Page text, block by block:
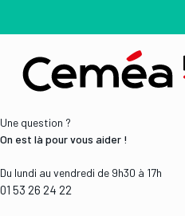
Une question ?
On est là pour vous aider !
Du lundi au vendredi de 9h30 à 17h
01 53 26 24 22